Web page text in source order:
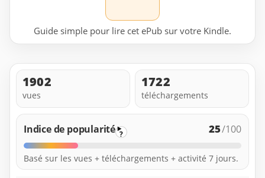
Guide simple pour lire cet ePub sur votre Kindle.
1902
vues
1722
téléchargements
Indice de popularité ? 25/100
Basé sur les vues + téléchargements + activité 7 jours.